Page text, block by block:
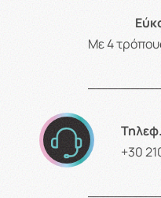
Με 4
+30